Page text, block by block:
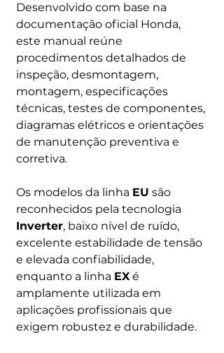
Desenvolvido com base na
documentação oficial Honda,
este manual reúne
procedimentos detalhados de
inspeção, desmontagem,
montagem, especificações
técnicas, testes de componentes,
diagramas elétricos e orientações
de manutenção preventiva e
corretiva.
Os modelos da linha EU são
reconhecidos pela tecnologia
Inverter, baixo nível de ruído,
excelente estabilidade de tensão
e elevada confiabilidade,
enquanto a linha EXé
amplamente utilizada em
aplicações profissionais que
exigem robustez e durabilidade.